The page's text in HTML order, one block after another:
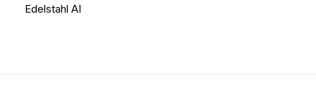
Edelstahl AI